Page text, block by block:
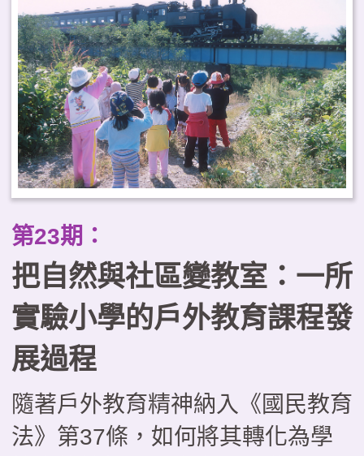
程發展與推動進程。
第23期：
把自然與社區變教室：一所
實驗小學的戶外教育課程發
展過程
隨著戶外教育精神納入《國民教育
法》第37條，如何將其轉化為學